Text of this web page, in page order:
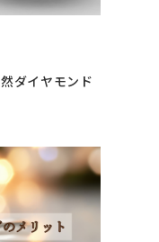
ダイヤモンド